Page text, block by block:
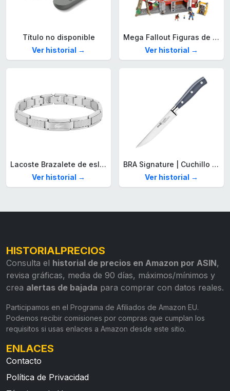
Título no disponible
Ver historial →
Mega Fallout Figuras de acción y Juguetes de construcción, Parada de Camiones Red Rocket con 824 Piezas, 2 Personajes articulados y Accesorios, para coleccionistas, HXT00
Ver historial →
Lacoste Brazalete de eslabón para Hombre Colección STENCIL de Acero inoxidable
Ver historial →
BRA Signature | Cuchillo tomatero 120 mm, Acero Inoxidable alemán forjado con Molibdeno Vanadio, Mango Remachado ABS, Diseño Ergonómico, Hoja 1,6 mm espesor
Ver historial →
HISTORIALPRECIOS
Consulta el historial de precios en Amazon por ASIN,
revisa gráficas, media de 90 días, máximos/mínimos y
crea alertas de bajada para comprar con datos reales.
Participamos en el Programa de Afiliados de Amazon EU.
Podemos recibir comisiones por compras que cumplan los
requisitos si usas enlaces a Amazon desde este sitio.
ENLACES
Contacto
Política de Privacidad